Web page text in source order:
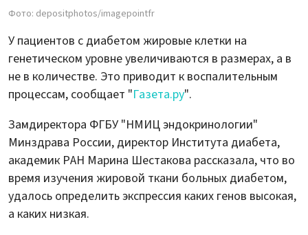
Фото: depositphotos/imagepointfr
У пациентов с диабетом жировые клетки на
генетическом уровне увеличиваются в размерах, а в
не в количестве. Это приводит к воспалительным
процессам, сообщает "Газета.ру".
Замдиректора ФГБУ "НМИЦ эндокринологии"
Минздрава России, директор Института диабета,
академик РАН Марина Шестакова рассказала, что во
время изучения жировой ткани больных диабетом,
удалось определить экспрессия каких генов высокая,
а каких низкая.